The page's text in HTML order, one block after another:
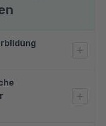
sich an Personen,
visualisieren